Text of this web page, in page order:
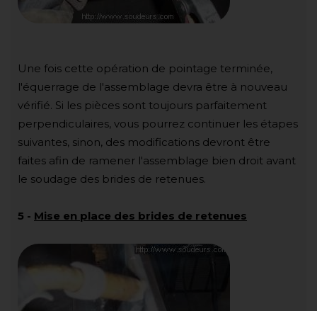
Une fois cette opération de pointage terminée,
l'équerrage de l'assemblage devra être à nouveau
vérifié. Si les pièces sont toujours parfaitement
perpendiculaires, vous pourrez continuer les étapes
suivantes, sinon, des modifications devront être
faites afin de ramener l'assemblage bien droit avant
le soudage des brides de retenues.
5 - Mise en place des brides de retenues